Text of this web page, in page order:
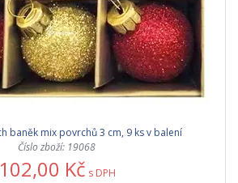
baněk mix povrchů 3 cm, 9 ks v balení
Číslo zboží: 19068
102,00 Kč s DPH